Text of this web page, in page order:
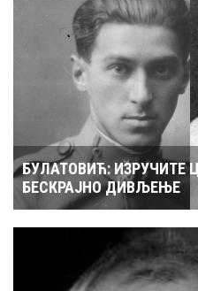
БУЛАТОВИЋ:
БЕСКРАЈНО ДИВЉЕЊЕ